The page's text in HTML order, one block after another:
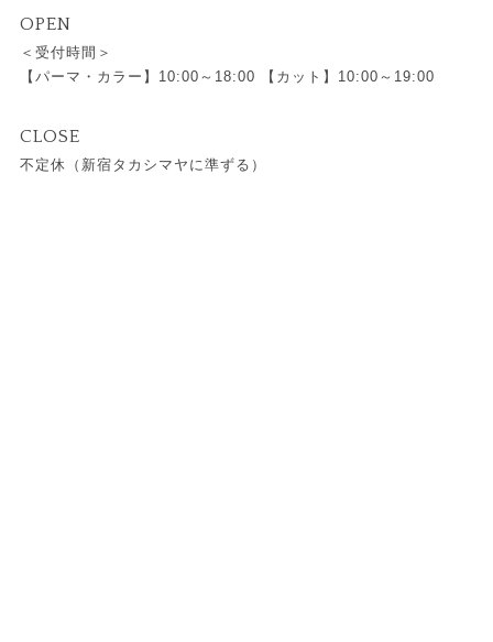
OPEN
＜受付時間＞
【パーマ・カラー】10:00～18:00 【カット】10:00～19:00
CLOSE
不定休（新宿タカシマヤに準ずる）